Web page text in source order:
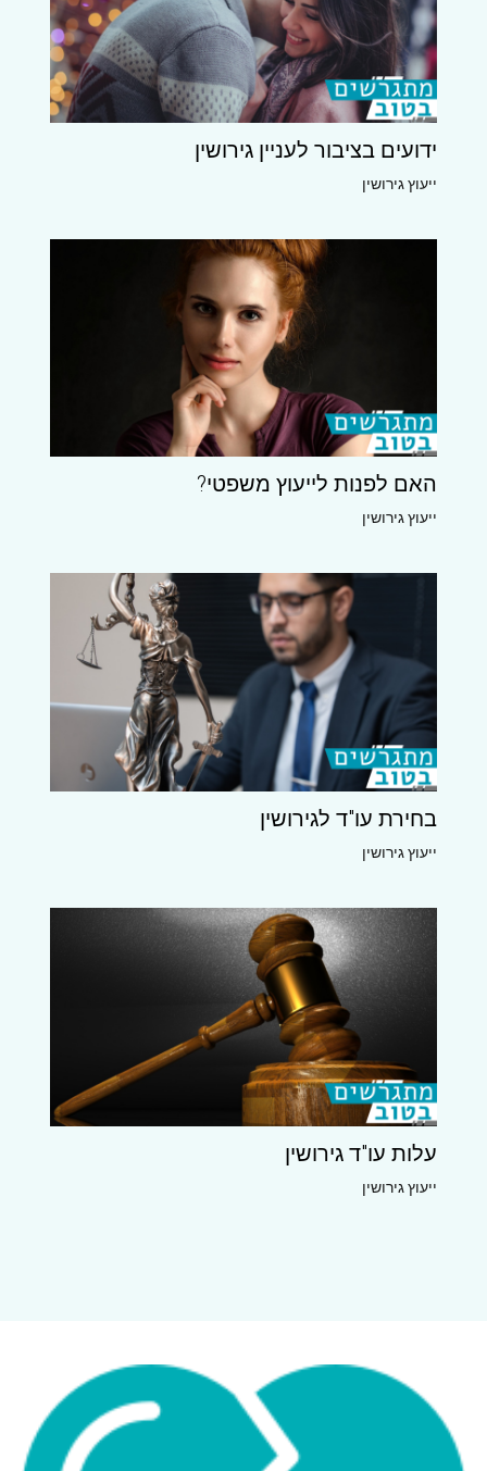
ידועים בציבור לעניין גירושין
ייעוץ גירושין
האם לפנות לייעוץ משפטי?
ייעוץ גירושין
בחירת עו"ד לגירושין
ייעוץ גירושין
עלות עו"ד גירושין
ייעוץ גירושין